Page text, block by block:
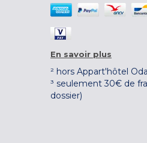
En savoir plus
² hors Appart'hôtel
³ seulement 30€ de
dossier)